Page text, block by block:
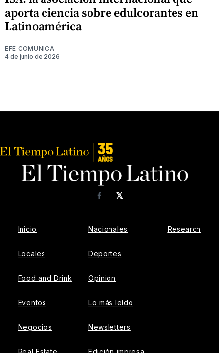
aporta ciencia sobre edulcorantes en
Latinoamérica
EFE COMUNICA
4 de junio de 2026
𝕏
Facebook
Inicio
Locales
Food and Drink
Eventos
Negocios
Real Estate
Nacionales
Deportes
Opinión
Lo más leído
Newsletters
Edición impresa
Research